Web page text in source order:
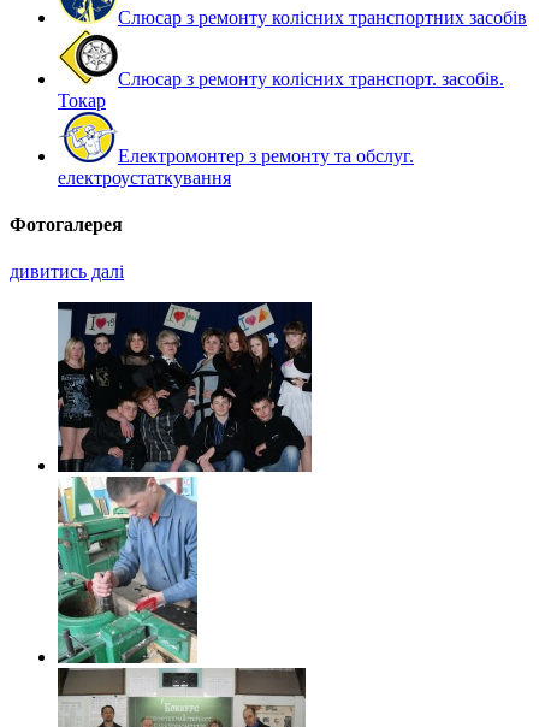
Слюсар з ремонту колісних транспортних засобів
Слюсар з ремонту колісних транспорт. засобів.
Токар
Електромонтер з ремонту та обслуг.
електроустаткування
Фотогалерея
дивитись далі